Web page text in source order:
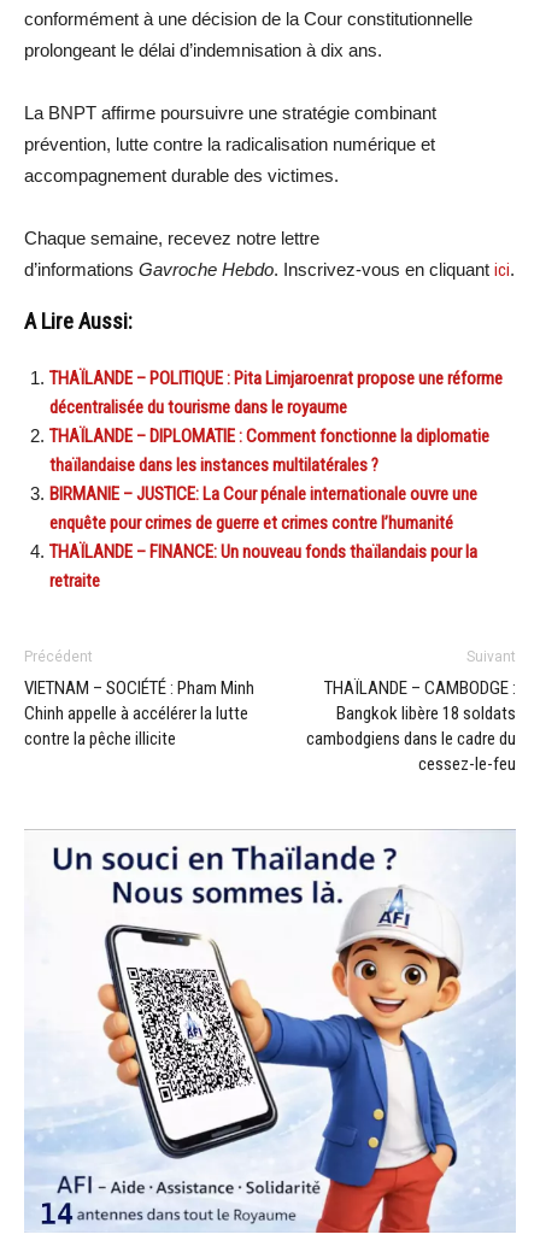
conformément à une décision de la Cour constitutionnelle
prolongeant le délai d’indemnisation à dix ans.
La BNPT affirme poursuivre une stratégie combinant
prévention, lutte contre la radicalisation numérique et
accompagnement durable des victimes.
Chaque semaine, recevez notre lettre
d’informations Gavroche Hebdo. Inscrivez-vous en cliquant ici.
A Lire Aussi:
THAÏLANDE – POLITIQUE : Pita Limjaroenrat propose une réforme
décentralisée du tourisme dans le royaume
THAÏLANDE – DIPLOMATIE : Comment fonctionne la diplomatie
thaïlandaise dans les instances multilatérales ?
BIRMANIE – JUSTICE: La Cour pénale internationale ouvre une
enquête pour crimes de guerre et crimes contre l’humanité
THAÏLANDE – FINANCE: Un nouveau fonds thaïlandais pour la
retraite
Précédent
VIETNAM – SOCIÉTÉ : Pham Minh
Chinh appelle à accélérer la lutte
contre la pêche illicite
Suivant
THAÏLANDE – CAMBODGE :
Bangkok libère 18 soldats
cambodgiens dans le cadre du
cessez-le-feu